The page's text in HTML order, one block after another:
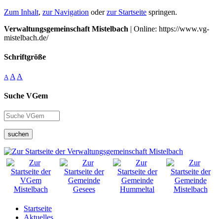
Zum Inhalt, zur Navigation oderzur Startseite springen.
Verwaltungsgemeinschaft Mistelbach | Online: https://www.vg-
mistelbach.de/
Schriftgröße
A A A
Suche VGem
suchen
Startseite
Aktuelles